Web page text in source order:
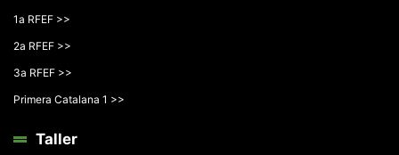
1a RFEF >>
2a RFEF >>
3a RFEF >>
Primera Catalana 1 >>
Taller